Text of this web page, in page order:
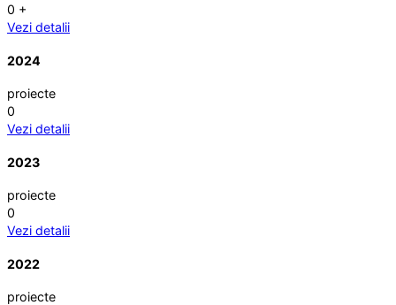
0 +
Vezi detalii
2024
proiecte
0
Vezi detalii
2023
proiecte
0
Vezi detalii
2022
proiecte